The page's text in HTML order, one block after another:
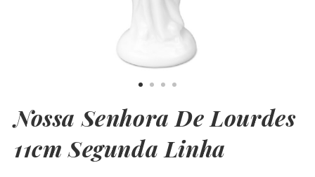
Nossa Senhora De Lourdes
11cm Segunda Linha